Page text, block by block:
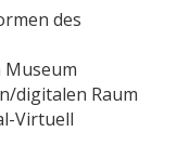
des
digitalen Raum
Virtuell